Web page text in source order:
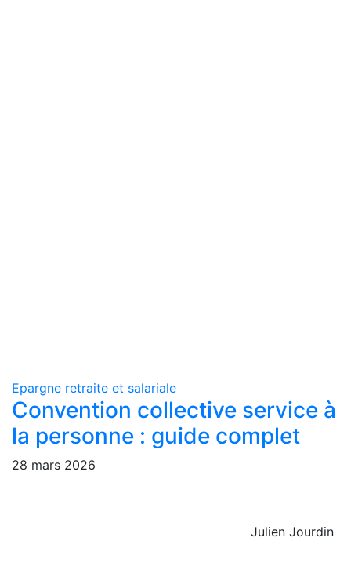
Epargne retraite et salariale
Convention collective service à
la personne : guide complet
28 mars 2026
Julien Jourdin